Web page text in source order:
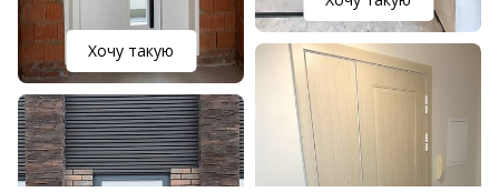
Хочу такую